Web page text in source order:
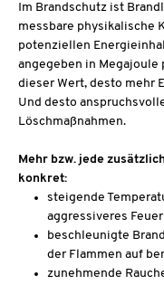
Im Brandschutz ist
messbare physikalische
potenziellen
angegeben in Megajoule
dieser Wert, desto mehr
Und desto
Löschmaßnahmen.
Mehr bzw. jede
konkret:
steigende
aggressiveres Feuer
beschleunigte
der Flammen auf
zunehmende